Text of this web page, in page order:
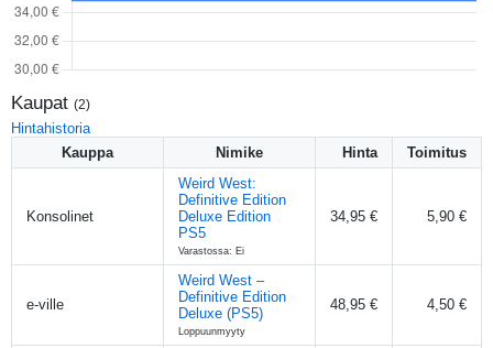
Kaupat (2)
Hintahistoria
Kauppa
Nimike Hinta Toimitus
Konsolinet
Weird West:
Definitive Edition
Deluxe Edition
PS5
Varastossa: Ei
34,95 € 5,90 €
e-ville
Weird West –
Definitive Edition
Deluxe (PS5)
Loppuunmyyty
48,95 € 4,50 €